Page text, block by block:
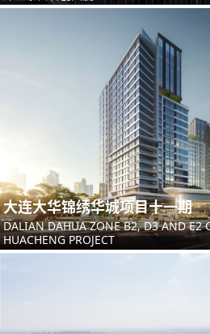
大连大华锦绣华城项目十一期
DALIAN DAHUA ZONE B2, D3 AND E2
HUACHENG PROJECT